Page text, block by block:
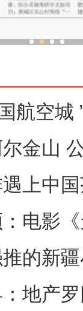
航空
金山
上中
电影
的新
地产